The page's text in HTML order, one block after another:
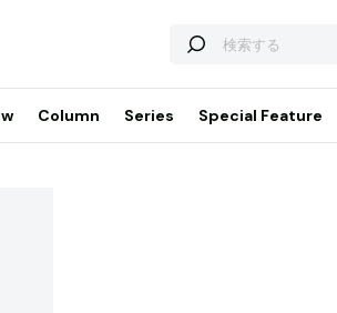
Column Series Special Feature